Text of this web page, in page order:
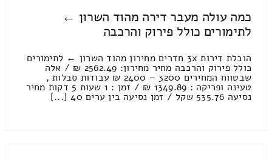
כמה עולה מעבר דירה מהוד השרון ←
לתימורים כולל פירוק והרכבה
הובלת דירות 3x חדרים מחירון מהוד השרון ← לתימורים
כולל פירוק והרכבה מחיר מחירון: 2562.49 ₪ / אלה
שבטווח המחירים 3200 – 2400 ₪ עבודות סבלות ,
טעינה ופריקה : 1349.89 ₪ / זמן : 1 שעות 5 דקות מחיר
נסיעה 535.76 שקל / זמן נסיעה בין ערים 40 [...]